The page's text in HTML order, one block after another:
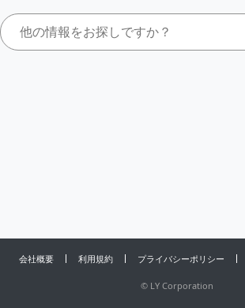
会社概要 利用規約 プライバシーポリシー
© LY Corporation